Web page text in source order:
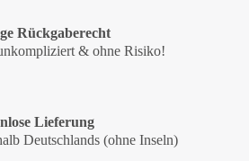
Rückgaberecht
& ohne Risiko!
Lieferung
Deutschlands (ohne Inseln)